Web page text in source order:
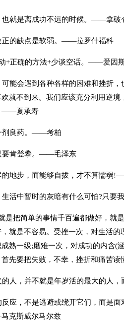
就是离成功不远的时候。——拿破
的缺点是软弱。——拉罗什福科
正确的方法+少谈空话。——爱因
会遇到各种各样的困难和挫折，
就不到来。我们应该充分利用逆
——夏承寿
良药。——考柏
肯登攀。——毛泽东
地步，而能够自拔，才不算懦弱
中暂时的灰暗有什么可怕?只要
把简单的事情千百遍都做好，就
就是不容易。受挫一次，对生活
熟一级;磨难一次，对成功的内含(
先要把失败，不幸，挫折和痛苦读
人，并不就是年岁活的最大的人
，不是逃避或绕开它们，而是面
克斯威尔马尔兹